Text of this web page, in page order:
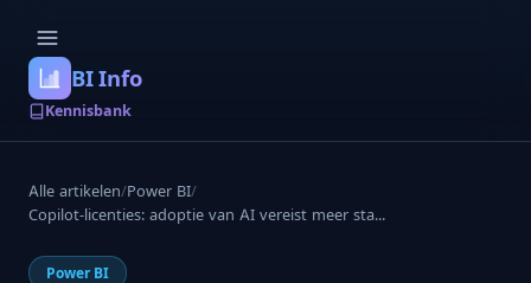
BI Info
Kennisbank
Alle artikelen/Power BI/
Copilot-licenties: adoptie van AI vereist meer sta...
Power BI